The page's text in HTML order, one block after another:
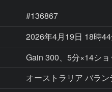
#136867
2026年4月19日 18時
Gain 300、5分×14シ
オーストラリア バラ